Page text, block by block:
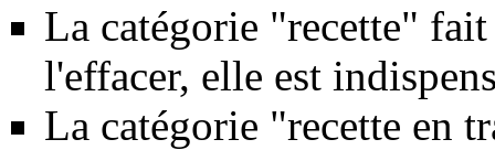
La catégorie "recette"
l'effacer, elle est
La catégorie "recette en